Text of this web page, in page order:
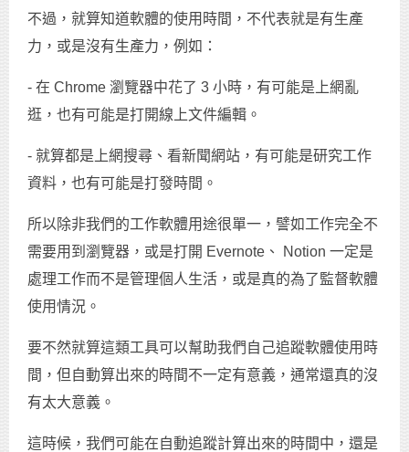
不過，就算知道軟體的使用時間，不代表就是有生產
力，或是沒有生產力，例如：
- 在 Chrome 瀏覽器中花了 3 小時，有可能是上網亂
逛，也有可能是打開線上文件編輯。
- 就算都是上網搜尋、看新聞網站，有可能是研究工作
資料，也有可能是打發時間。
所以除非我們的工作軟體用途很單一，譬如工作完全不
需要用到瀏覽器，或是打開 Evernote、 Notion 一定是
處理工作而不是管理個人生活，或是真的為了監督軟體
使用情況。
要不然就算這類工具可以幫助我們自己追蹤軟體使用時
間，但自動算出來的時間不一定有意義，通常還真的沒
有太大意義。
這時候，我們可能在自動追蹤計算出來的時間中，還是